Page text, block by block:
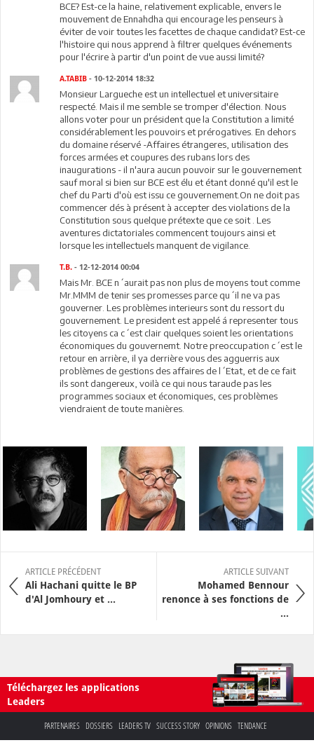
BCE? Est-ce la haine, relativement explicable, envers le
mouvement de Ennahdha qui encourage les penseurs à
éviter de voir toutes les facettes de chaque candidat? Est-ce
l'histoire qui nous apprend à filtrer quelques événements
pour l'écrire à partir d'un point de vue aussi limité?
A.TABIB - 10-12-2014 18:32
Monsieur Largueche est un intellectuel et universitaire
respecté. Mais il me semble se tromper d'élection. Nous
allons voter pour un président que la Constitution a limité
considérablement les pouvoirs et prérogatives. En dehors
du domaine réservé -Affaires étrangeres, utilisation des
forces armées et coupures des rubans lors des
inaugurations - il n'aura aucun pouvoir sur le gouvernement
sauf moral si bien sur BCE est élu et étant donné qu'il est le
chef du Parti d'où est issu ce gouvernement.On ne doit pas
commencer dés à présent à accepter des violations de la
Constitution sous quelque prétexte que ce soit . Les
aventures dictatoriales commencent toujours ainsi et
lorsque les intellectuels manquent de vigilance.
T.B. - 12-12-2014 00:04
Mais Mr. BCE n´aurait pas non plus de moyens tout comme
Mr.MMM de tenir ses promesses parce qu´il ne va pas
gouverner. Les problèmes interieurs sont du ressort du
gouvernement. Le president est appelé á representer tous
les citoyens ca c´est clair quelques soient les orientations
économiques du gouvernemt. Notre preoccupation c´est le
retour en arrière, il ya derrière vous des agguerris aux
problèmes de gestions des affaires de l´Etat, et de ce fait
ils sont dangereux, voilà ce qui nous taraude pas les
programmes sociaux et économiques, ces problèmes
viendraient de toute manières.
ARTICLE PRÉCÉDENT
Ali Hachani quitte le BP
d'Al Jomhoury et ...
ARTICLE SUIVANT
Mohamed Bennour
renonce à ses fonctions de
...
Téléchargez les applications
Leaders
PARTENAIRES DOSSIERS LEADERS TV SUCCESS STORY OPINIONS TENDANCE